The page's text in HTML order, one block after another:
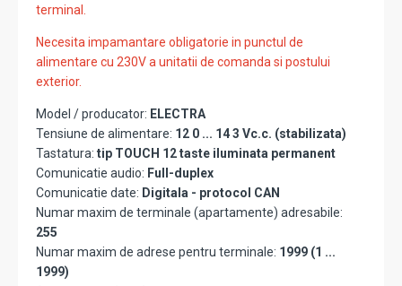
terminal.
Necesita impamantare obligatorie in punctul de
alimentare cu 230V a unitatii de comanda si postului
exterior.
Model / producator: ELECTRA
Tensiune de alimentare: 12 0 ... 14 3 Vc.c. (stabilizata)
Tastatura: tip TOUCH 12 taste iluminata permanent
Comunicatie audio: Full-duplex
Comunicatie date: Digitala - protocol CAN
Numar maxim de terminale (apartamente) adresabile:
255
Numar maxim de adrese pentru terminale: 1999 (1 ...
1999)